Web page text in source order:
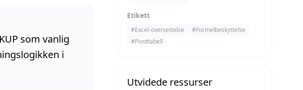
som vanlig
i
Etikett
#Excel-oversettelse #Formelbeskyttelse
#Pivottabell
Utvidede ressurser